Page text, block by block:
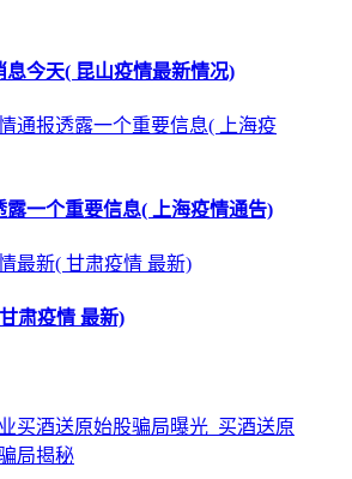
息今天( 昆山疫情最新情况)
露一个重要信息( 上海疫情通告)
肃疫情 最新)